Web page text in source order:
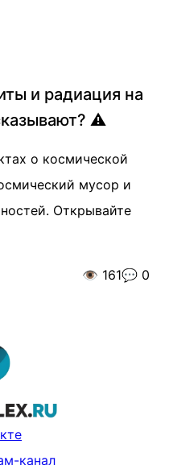
и радиация на
⚠️
о космической
мусор и
Открывайте
👁️ 161💬 0
канал